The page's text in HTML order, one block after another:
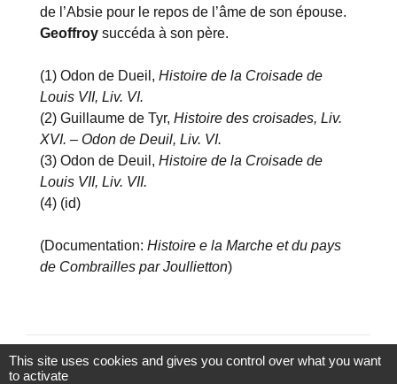
de l’Absie pour le repos de l’âme de son épouse.
Geoffroy succéda à son père.
(1) Odon de Dueil, Histoire de la Croisade de
Louis VII, Liv. VI.
(2) Guillaume de Tyr, Histoire des croisades, Liv.
XVI. – Odon de Deuil, Liv. VI.
(3) Odon de Deuil, Histoire de la Croisade de
Louis VII, Liv. VII.
(4) (id)
(Documentation: Histoire e la Marche et du pays
de Combrailles par Joullietton)
This site uses cookies and gives you control over what you want
to activate